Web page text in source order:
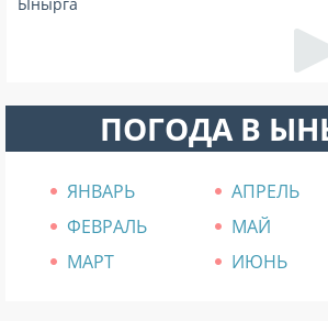
ПОГОДА В
ЯНВАРЬ АПРЕЛЬ
ФЕВРАЛЬ
МАЙ
МАРТ
ИЮНЬ